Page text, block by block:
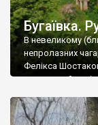
Бугаївка.
В невеликому
непролазних
Фелікса
радянський
століття тут
палацу виїхала